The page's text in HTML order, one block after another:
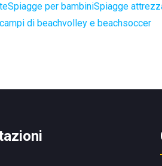
Spiagge per bambiniSpiagge
di beachvolley e beachsoccer